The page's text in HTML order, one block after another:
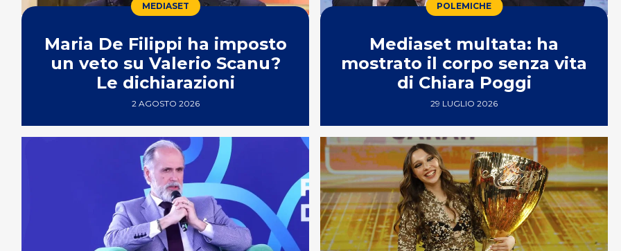
MEDIASET
Maria De Filippi ha imposto
un veto su Valerio Scanu?
Le dichiarazioni
2 AGOSTO 2026
POLEMICHE
Mediaset multata: ha
mostrato il corpo senza vita
di Chiara Poggi
29 LUGLIO 2026